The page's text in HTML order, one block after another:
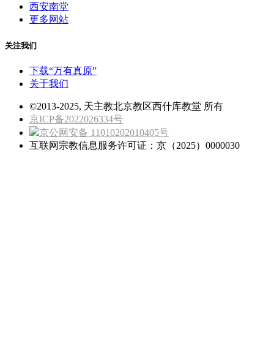
西安南堂
更多网站
关注我们
下载“万有真原”
关于我们
©2013-2025, 天主教北京教区西什库教堂 所有
京ICP备2022026334号
京公网安备 11010202010405号
互联网宗教信息服务许可证：京（2025）0000030